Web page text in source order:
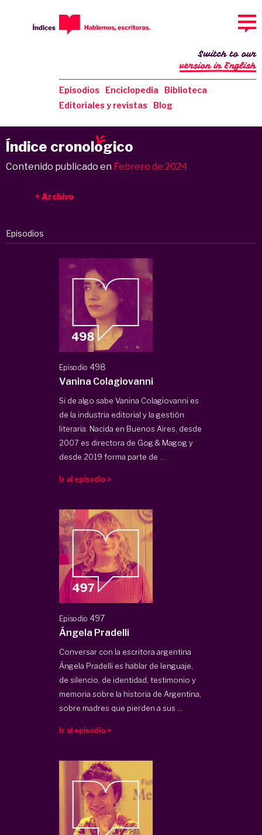
Episodios Enciclopedia
Biblioteca
Editoriales y revistas
Blog
Switch to our
version in English
Índice cronologico
Contenido publicado en Febrero de 2024
Archivo
Episodios
Episodio 498
Vanina Colagiovanni
Si de algo sabe Vanina Colagiovanni es
de la industria editorial y la gestión
literaria. Nacida en Buenos Aires, desde
2007 es directora de Gog & Magog y
desde 2019 forma parte de ...
Ir al episodio >
Episodio 497
Ángela Pradelli
Conversar con la escritora argentina
Ángela Pradelli es hablar de lenguaje,
de silencio, de identidad, testimonio y
memoria sobre la historia de Argentina,
sobre madres que pierden a sus ...
Ir al episodio >